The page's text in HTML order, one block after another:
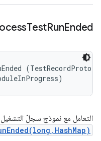
TestRunEnded
التعامل مع نموذج سجلّ